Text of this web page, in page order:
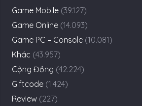
Game Mobile (39.127)
Game Online (14.093)
Game PC – Console (10.081)
Khác (43.957)
Cộng Đồng (42.224)
Giftcode (1.424)
Review (227)